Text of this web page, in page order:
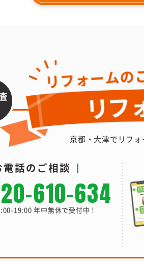
京都・大津でリフ
電話のご相談
610-634
19:00 年中無休で受付中！